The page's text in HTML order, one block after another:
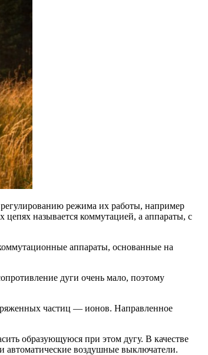
режима их работы, например
цепях называется коммутацией, а аппараты, с
аппараты, основанные на
дуги очень мало, поэтому
частиц — ионов. Направленное
образующуюся при этом дугу. В качестве
автоматические воздушные выключатели.